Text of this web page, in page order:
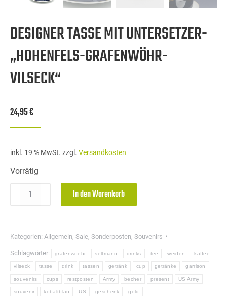
DESIGNER TASSE MIT UNTERSETZER-
„HOHENFELS-GRAFENWÖHR-
VILSECK“
24,95€
inkl. 19 % MwSt. zzgl. Versandkosten
Vorrätig
Designer
Tasse
UNTERSETZER-
Vilseck"
Menge
In den Warenkorb
Kategorien: Allgemein, Sale, Sonderposten, Souvenirs
Schlagwörter: grafenwoehr seltmann drinks tee weiden kaffee
vilseck tasse drink tassen getränk cup getränke garrison
souvenirs cups restposten Army becher present US Army
souvenir kobaltblau US geschenk gold